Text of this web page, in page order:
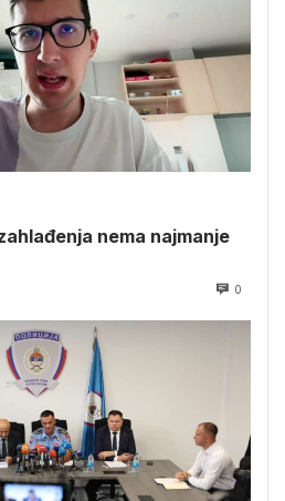
nema najmanje
0